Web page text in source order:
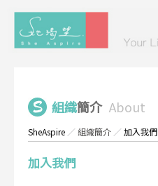
組織簡介 About
SheAspire ／組織簡介 ／加入我們
加入我們